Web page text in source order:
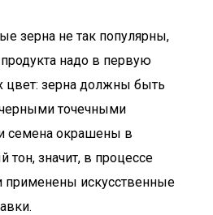
зерна не так популярны,
надо в первую
цвет: зерна должны быть
точечными
семена окрашены в
значит, в процессе
применены искусственные